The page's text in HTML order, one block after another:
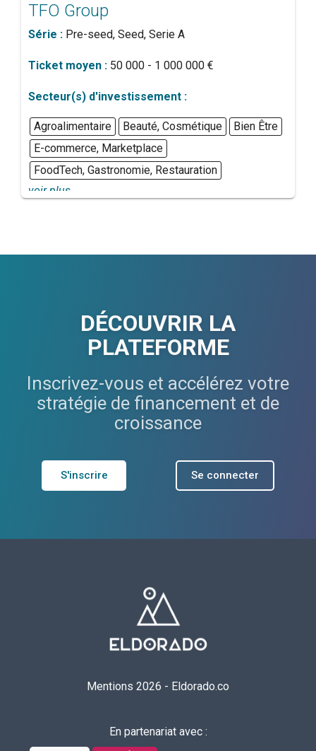
TFO Group
Série : Pre-seed, Seed, Serie A
Ticket moyen : 50 000 - 1 000 000 €
Secteur(s) d'investissement :
Agroalimentaire Beauté, Cosmétique
Bien Être
E-commerce, Marketplace
FoodTech, Gastronomie, Restauration
voir plus...
DÉCOUVRIR LA
PLATEFORME
Inscrivez-vous et accélérez votre
stratégie de financement et de
croissance
S'inscrire Se connecter
Mentions 2026 - Eldorado.co
En partenariat avec :